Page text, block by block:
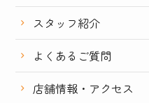
スタッフ紹介
よくあるご質問
店舗情報・アクセス